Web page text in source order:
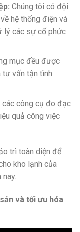
Chúng tôi có đội
hệ thống điện và
lý các sự cố phức
mục đều được
tư vấn tận tình
các công cụ đo đạc
quả công việc
trì toàn diện để
kho lạnh của
nay.
và tối ưu hóa